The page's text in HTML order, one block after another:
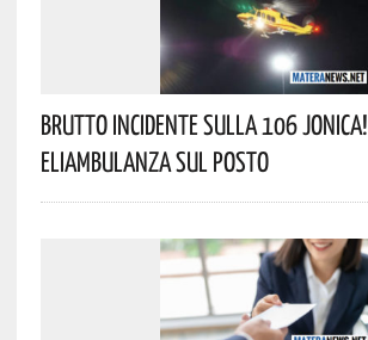
Brutto Incidente Sulla 106 Jonica!
Eliambulanza Sul Posto